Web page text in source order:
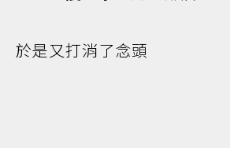
於是又打消了念頭